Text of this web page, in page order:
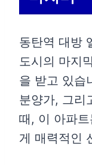
동탄역 대방
도시의 마지
을 받고 있습
분양가, 그리
때, 이 아파
게 매력적인